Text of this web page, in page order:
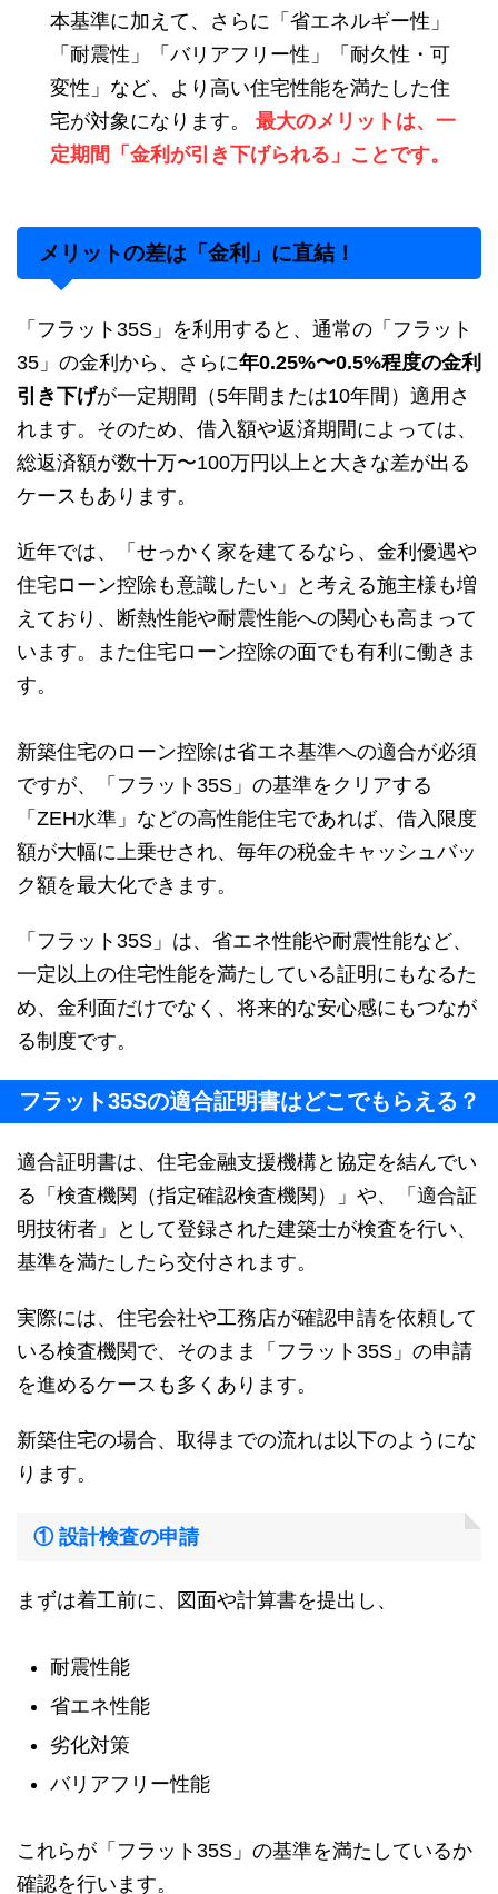
本基準に加えて、さらに「省エネルギー性」
「耐震性」「バリアフリー性」「耐久性・可
変性」など、より高い住宅性能を満たした住
宅が対象になります。 最大のメリットは、一
定期間「金利が引き下げられる」ことです。
メリットの差は「金利」に直結！
「フラット35S」を利用すると、通常の「フラット
35」の金利から、さらに年0.25%〜0.5%程度の金利
引き下げが一定期間（5年間または10年間）適用さ
れます。そのため、借入額や返済期間によっては、
総返済額が数十万〜100万円以上と大きな差が出る
ケースもあります。
近年では、「せっかく家を建てるなら、金利優遇や
住宅ローン控除も意識したい」と考える施主様も増
えており、断熱性能や耐震性能への関心も高まって
います。また住宅ローン控除の面でも有利に働きま
す。
新築住宅のローン控除は省エネ基準への適合が必須
ですが、「フラット35S」の基準をクリアする
「ZEH水準」などの高性能住宅であれば、借入限度
額が大幅に上乗せされ、毎年の税金キャッシュバッ
ク額を最大化できます。
「フラット35S」は、省エネ性能や耐震性能など、
一定以上の住宅性能を満たしている証明にもなるた
め、金利面だけでなく、将来的な安心感にもつなが
る制度です。
フラット35Sの適合証明書はどこでもらえる？
適合証明書は、住宅金融支援機構と協定を結んでい
る「検査機関（指定確認検査機関）」や、「適合証
明技術者」として登録された建築士が検査を行い、
基準を満たしたら交付されます。
実際には、住宅会社や工務店が確認申請を依頼して
いる検査機関で、そのまま「フラット35S」の申請
を進めるケースも多くあります。
新築住宅の場合、取得までの流れは以下のようにな
ります。
① 設計検査の申請
まずは着工前に、図面や計算書を提出し、
耐震性能
省エネ性能
劣化対策
バリアフリー性能
これらが「フラット35S」の基準を満たしているか
確認を行います。